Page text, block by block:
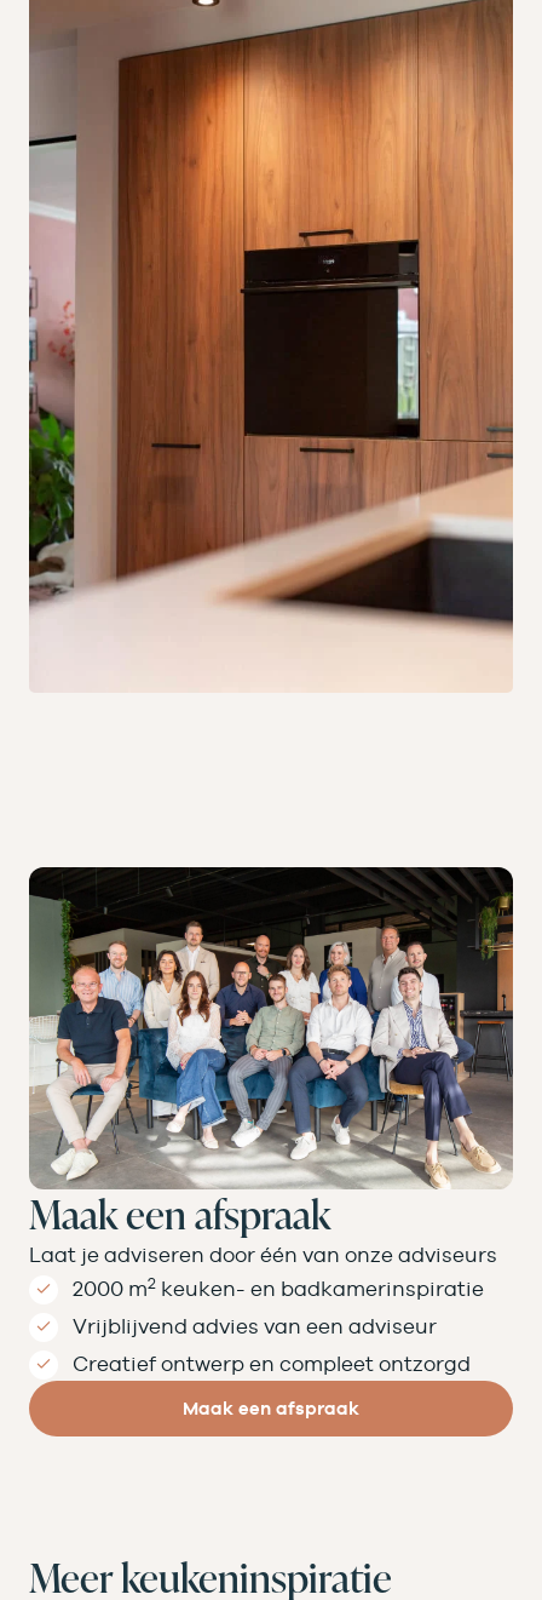
Maak een afspraak
Laat je adviseren door één van onze adviseurs
2000 m2 keuken- en badkamer­inspiratie
Vrijblijvend advies van een adviseur
Creatief ontwerp en compleet ontzorgd
Maak een afspraak
Meer keukeninspiratie